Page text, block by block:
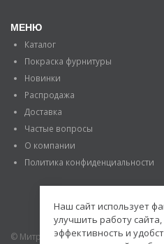
МЕНЮ
Каталог
Покраска фурнитуры
Новинки
Распродажа
Доставка
Частые вопросы
О компании
Политика конфиденциальности
© Митраде. 2020. Все права
Наш сайт использует
улучшить работу
эффективность и